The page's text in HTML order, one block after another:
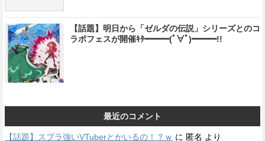
【話題】明日から「ゼルダの伝説」シリーズとのコ
ラボフェスが開催ｷﾀ━━━(ﾟ∀ﾟ)━━━!!
最近のコメント
【話題】スプラ強いVTuberとかいるの！？ｗ に 匿名 より